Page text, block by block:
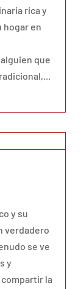
rica y
hogar en
que
y su
verdadero
se ve
y
la